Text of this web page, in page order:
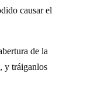
causar el
de la
y tráiganlos